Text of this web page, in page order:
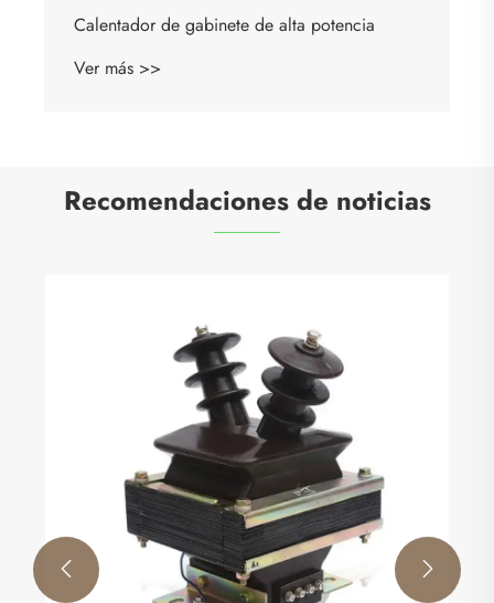
Calentador de gabinete de alta potencia
Ver más >>
Recomendaciones de noticias
 